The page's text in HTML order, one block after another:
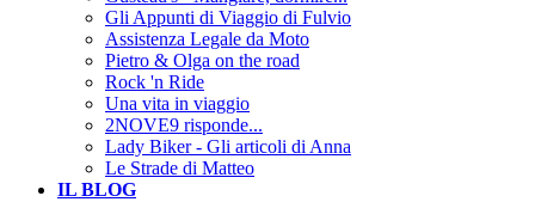
Gli Appunti di Viaggio di Fulvio
Assistenza Legale da Moto
Pietro & Olga on the road
Rock 'n Ride
Una vita in viaggio
2NOVE9 risponde...
Lady Biker - Gli articoli di Anna
Le Strade di Matteo
IL BLOG